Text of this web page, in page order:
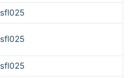
sfl025
sfl025
sfl025